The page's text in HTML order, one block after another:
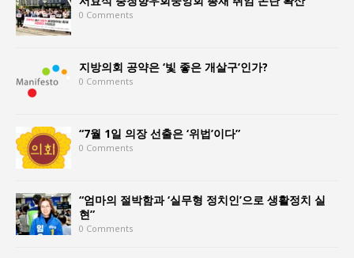
0 Comments
지방의회 공약은 ‘빛 좋은 개살구’인가?
0 Comments
“7월 1일 의장 선출은 ‘위법’이다”
0 Comments
“엄마의 절박함과 ‘실무형 정치인’으로 생활정치 실
현”
0 Comments